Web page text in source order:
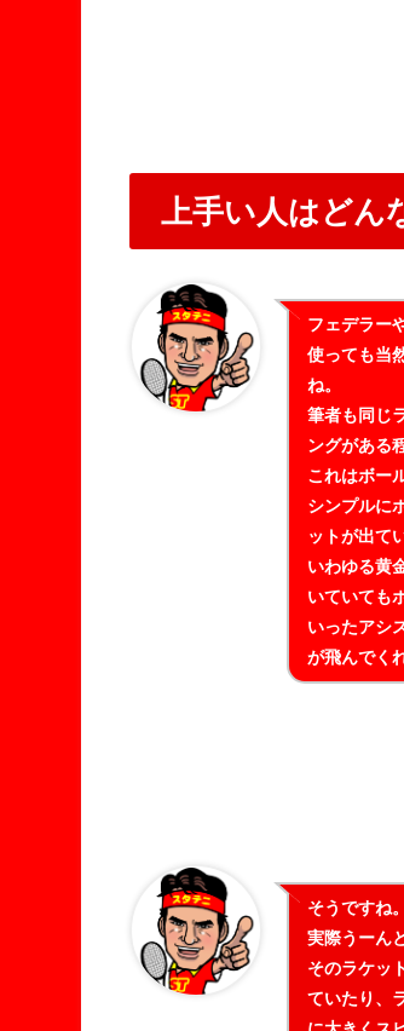
上手い人はど
フェデラー
使っても当
ね。
筆者も同じ
ングがある
これはボー
シンプルに
ットが出て
いわゆる黄
いていても
いったアシ
が飛んでく
そうですね。
実際うーん
そのラケッ
ていたり、